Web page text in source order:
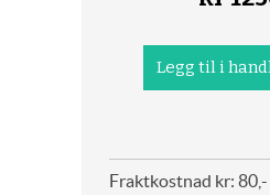
Fraktkostnad kr: 80,-